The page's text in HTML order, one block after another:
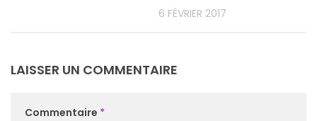
6 FÉVRIER 2017
LAISSER UN COMMENTAIRE
Commentaire *